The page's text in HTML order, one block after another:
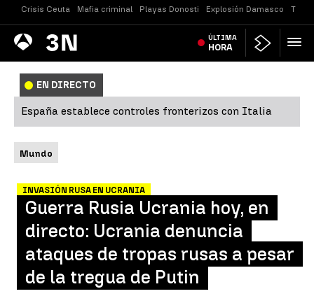
Crisis Ceuta Mafia criminal Playas Donosti Explosión Damasco
Antena
3 Noticias ÚLTIMA
HORA
EN DIRECTO
España establece controles fronterizos con Italia
Mundo
INVASIÓN RUSA EN UCRANIA
Guerra Rusia Ucrania hoy, en
directo: Ucrania denuncia
ataques de tropas rusas a pesar
de la tregua de Putin